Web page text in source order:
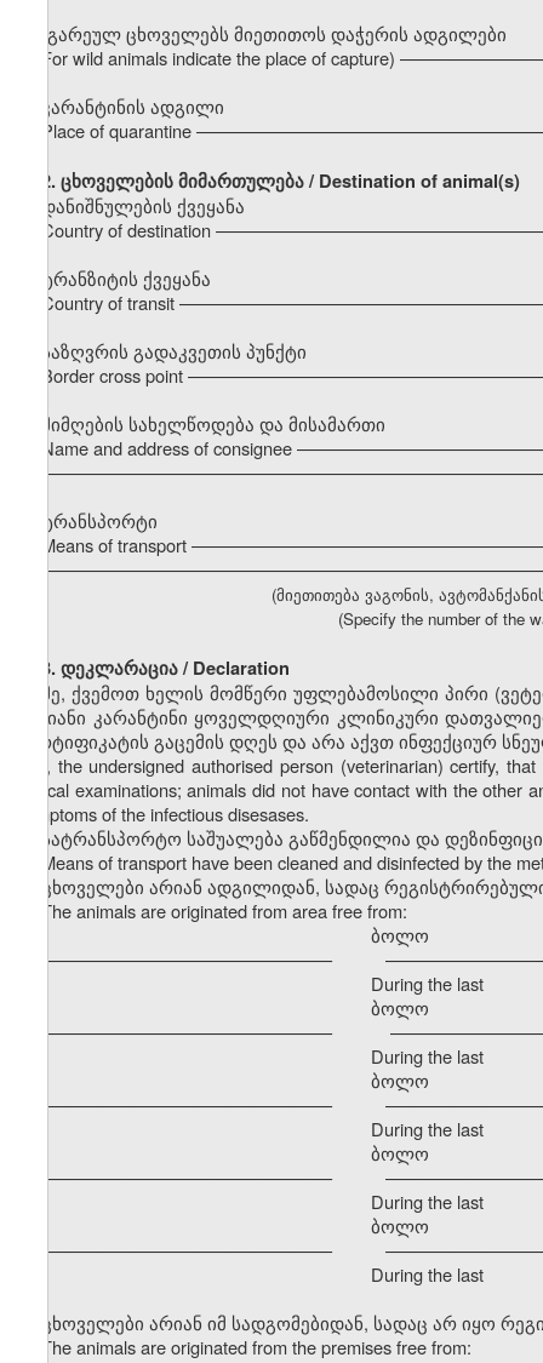
(გარეულ ცხოველებს მიეთითოს დაჭერის ადგილები
For wild animals indicate the place of capture)
კარანტინის ადგილი
Place of quarantine
2. ცხოველების მიმართულება / Destination of animal(s)
დანიშნულების ქვეყანა
Country of destination
ტრანზიტის ქვეყანა
Country of transit
საზღვრის გადაკვეთის პუნქტი
Border cross point
მიმღების სახელწოდება და მისამართი
Name and address of consignee
ტრანსპორტი
Means of transport
(მიეთითება ვაგონის,
(Specify the number of the
3. დეკლარაცია / Declaration
მე, ქვემოთ ხელის მომწერი უფლებამოსილი პირი
დღიანი კარანტინი ყოველდღიური კლინიკური
სერტიფიკატის გაცემის დღეს და არა აქვთ ინფექციურ
I, the undersigned authorised person (veterinarian) certify,
clinical examinations; animals did not have contact with the
symptoms of the infectious disesases.
სატრანსპორტო საშუალება გაწმენდილია და
Means of transport have been cleaned and disinfected by the
ცხოველები არიან ადგილიდან, სადაც
The animals are originated from area free from:
ბოლო
––––––––––––––––––––––––––––––
During the last
ბოლო
––––––––––––––––––––––––––––––
During the last
ბოლო
––––––––––––––––––––––––––––––
During the last
ბოლო
––––––––––––––––––––––––––––––
During the last
ბოლო
––––––––––––––––––––––––––––––
During the last
ცხოველები არიან იმ სადგომებიდან, სადაც არ იყო
The animals are originated from the premises free from: